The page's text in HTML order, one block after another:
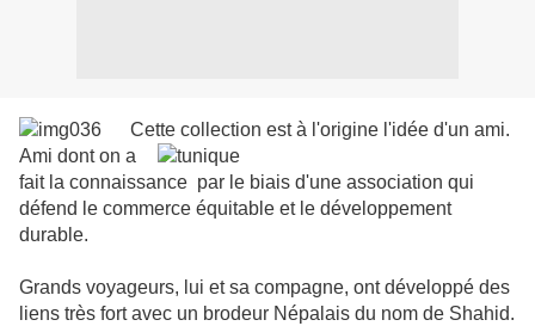
Cette collection est à l'origine l'idée d'un ami.
Ami dont on a
fait la connaissance par le biais d'une association qui
défend le commerce équitable et le développement
durable.
Grands voyageurs, lui et sa compagne, ont développé des
liens très fort avec un brodeur Népalais du nom de Shahid.